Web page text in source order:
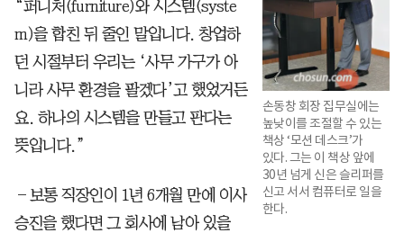
손동창 회장 집무실에는
높낮이를 조절할 수 있는
책상 ‘모션 데스크’가
있다. 그는 이 책상 앞에
30년 넘게 신은 슬리퍼를
신고 서서 컴퓨터로 일을
한다.
“퍼니처(furniture)와 시스템(syste
m)을 합친 뒤 줄인 말입니다. 창업하
던 시절부터 우리는 ‘사무 가구가 아
니라 사무 환경을 팔겠다’고 했었거든
요. 하나의 시스템을 만들고 판다는
뜻입니다.”
―보통 직장인이 1년 6개월 만에 이사
승진을 했다면 그 회사에 남아 있을